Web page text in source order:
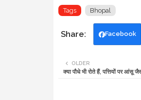
Tags Bhopal
Facebook
OLDER
क्या पौधे भी रोते हैं, पत्तियों पर आंसू